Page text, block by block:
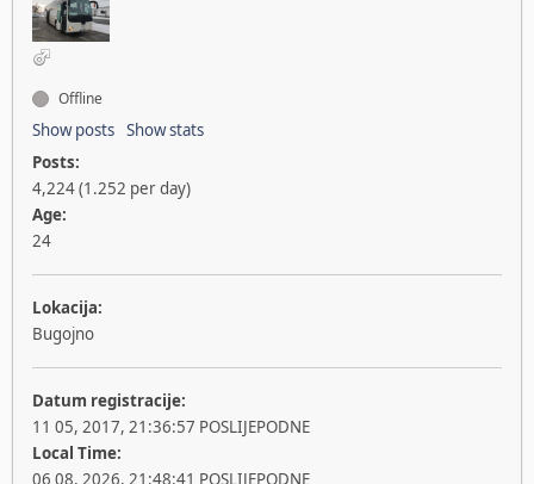
Offline
Show posts Show stats
Posts:
4,224 (1.252 per day)
Age:
24
Lokacija:
Bugojno
Datum registracije:
11 05, 2017, 21:36:57 POSLIJEPODNE
Local Time:
06 08, 2026, 21:48:41 POSLIJEPODNE